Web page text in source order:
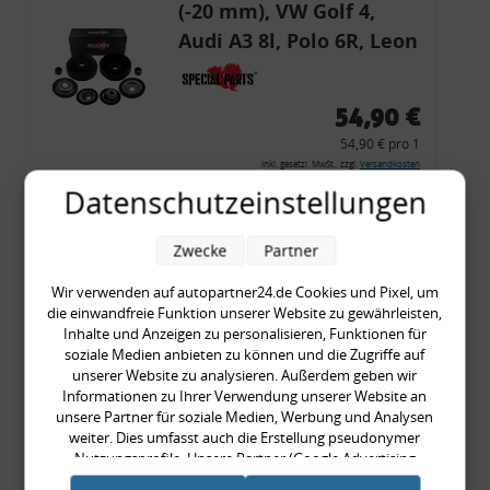
(-20 mm), VW Golf 4,
Audi A3 8l, Polo 6R, Leon
54,90 €
54,90 € pro 1
inkl. gesetzl. MwSt., zzgl. Versandkosten
Merkzettel
Zum Artikel
Rückleuchtenband mit
Blinker, rot, US-Ecken,
Audi 80 Cabrio, Typ 89,
OE-Nr.: 8G0945225 +
8G0945225C
999,99 €
Datenschutzeinstellungen
Wir verwenden auf autopartner24.de Cookies und Pixel, um
die einwandfreie Funktion unserer Website zu gewährleisten,
Inhalte und Anzeigen zu personalisieren, Funktionen für
soziale Medien anbieten zu können und die Zugriffe auf
unserer Website zu analysieren. Außerdem geben wir
Informationen zu Ihrer Verwendung unserer Website an
unsere Partner für soziale Medien, Werbung und Analysen
weiter. Dies umfasst auch die Erstellung pseudonymer
Nutzungsprofile. Unsere Partner (Google Advertising
Products) führen diese Informationen möglicherweise mit
Zwecke Partner